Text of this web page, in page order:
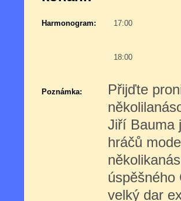
Harmonogram: 17:00
18:00
Poznámka:
Přijďte
Jiří Bauma
hráčů
úspěšného
velký dar